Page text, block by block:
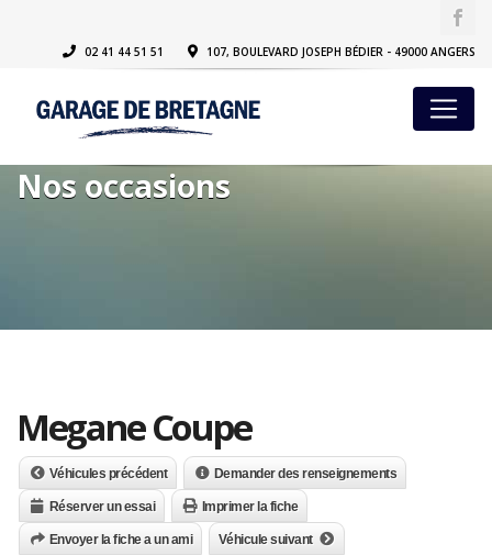
02 41 44 51 51 107, BOULEVARD JOSEPH BÉDIER - 49000 ANGERS
Nos occasions
Megane Coupe
Véhicules précédent Demander des renseignements
Réserver un essai Imprimer la fiche
Envoyer la fiche a un ami Véhicule suivant